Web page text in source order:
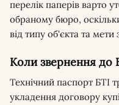
перелік паперів варто
обраному бюро,
від типу об'єкта та мети
Коли звернення до
Технічний паспорт БТІ
укладення договору